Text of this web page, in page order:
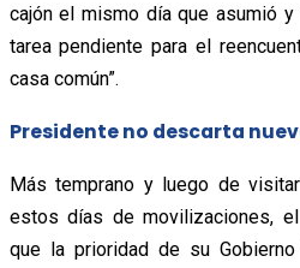
cajón el mismo día que asumió
tarea pendiente para el
casa común”.
Presidente no descarta
Más temprano y luego de
estos días de movilizaciones,
que la prioridad de su